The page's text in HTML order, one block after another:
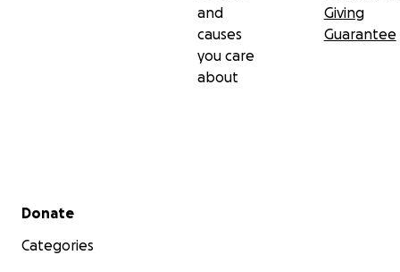
and
causes
you care
about
Giving
Guarantee
Secondary menu
Donate
Categories